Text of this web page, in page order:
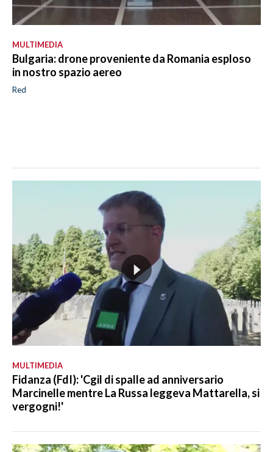
MULTIMEDIA
Bulgaria: drone proveniente da Romania esploso
in nostro spazio aereo
Red
MULTIMEDIA
Fidanza (FdI): 'Cgil di spalle ad anniversario
Marcinelle mentre La Russa leggeva Mattarella, si
vergogni!'